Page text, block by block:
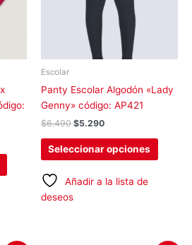
la
Escolar
Panty Escolar Algodón «Lady
Genny» código: AP421
$6.490 $5.290
Seleccionar opciones
en
Añadir a la lista de
deseos